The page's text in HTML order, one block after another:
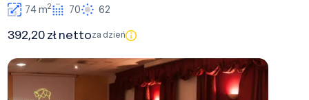
74 m2 70 62
392,20 zł nettoza dzień
Sala nr 3